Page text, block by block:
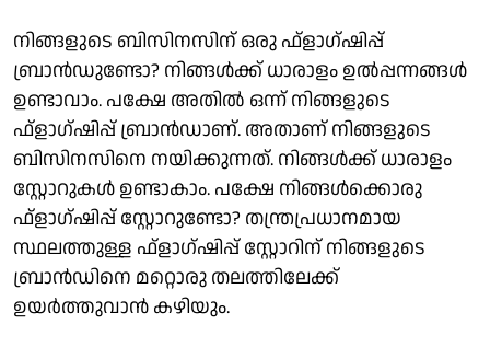
നിങ്ങളുടെ ബിസിനസിന് ഒരു ഫ്‌ളാഗ്ഷിപ്പ്
ബ്രാന്‍ഡുണ്ടോ? നിങ്ങള്‍ക്ക് ധാരാളം ഉല്‍പ്പന്നങ്ങള്‍
ഉണ്ടാവാം. പക്ഷേ അതില്‍ ഒന്ന് നിങ്ങളുടെ
ഫ്‌ളാഗ്ഷിപ്പ് ബ്രാന്‍ഡാണ്. അതാണ് നിങ്ങളുടെ
ബിസിനസിനെ നയിക്കുന്നത്. നിങ്ങള്‍ക്ക് ധാരാളം
സ്റ്റോറുകള്‍ ഉണ്ടാകാം. പക്ഷേ നിങ്ങള്‍ക്കൊരു
ഫ്‌ളാഗ്ഷിപ്പ് സ്റ്റോറുണ്ടോ? തന്ത്രപ്രധാനമായ
സ്ഥലത്തുള്ള ഫ്‌ളാഗ്ഷിപ്പ് സ്റ്റോറിന് നിങ്ങളുടെ
ബ്രാന്‍ഡിനെ മറ്റൊരു തലത്തിലേക്ക്
ഉയര്‍ത്തുവാന്‍ കഴിയും.